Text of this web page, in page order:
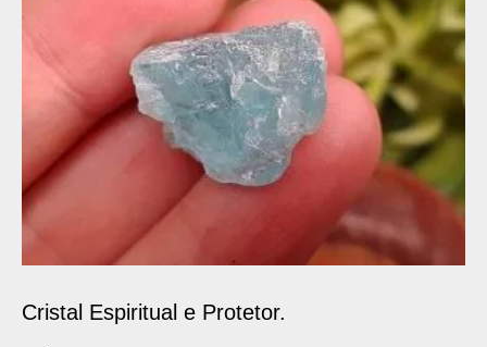
Cristal Espiritual e Protetor.